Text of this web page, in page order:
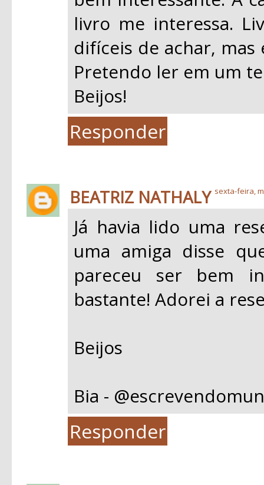
livro me interessa.
difíceis de achar,
Pretendo ler em um
Beijos!
Responder
BEATRIZ NATHALY sexta-feira,
Já havia lido uma
uma amiga disse
pareceu ser bem
bastante! Adorei a
Beijos
Bia -
Responder